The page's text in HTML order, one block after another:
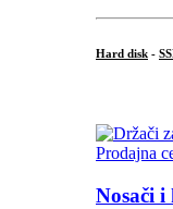
Hard disk -
Nosači i